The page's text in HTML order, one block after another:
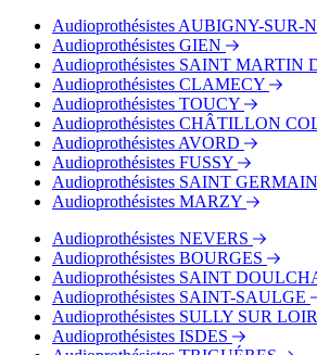
Audioprothésistes AUBIGNY-SUR-
Audioprothésistes GIEN
Audioprothésistes SAINT MARTIN
Audioprothésistes CLAMECY
Audioprothésistes TOUCY
Audioprothésistes CHÂTILLON
Audioprothésistes AVORD
Audioprothésistes FUSSY
Audioprothésistes SAINT
Audioprothésistes MARZY
Audioprothésistes NEVERS
Audioprothésistes BOURGES
Audioprothésistes SAINT
Audioprothésistes SAINT-SAULGE
Audioprothésistes SULLY SUR
Audioprothésistes ISDES